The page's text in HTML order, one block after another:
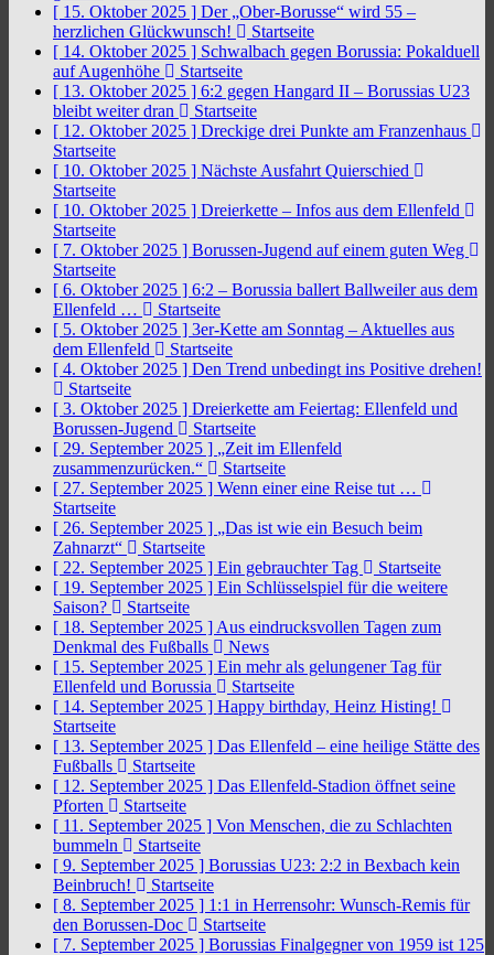
[ 15. Oktober 2025 ] Der „Ober-Borusse“ wird 55 –
herzlichen Glückwunsch!
Startseite
[ 14. Oktober 2025 ] Schwalbach gegen Borussia: Pokalduell
auf Augenhöhe
Startseite
[ 13. Oktober 2025 ] 6:2 gegen Hangard II – Borussias U23
bleibt weiter dran
Startseite
[ 12. Oktober 2025 ] Dreckige drei Punkte am Franzenhaus
Startseite
[ 10. Oktober 2025 ] Nächste Ausfahrt Quierschied
Startseite
[ 10. Oktober 2025 ] Dreierkette – Infos aus dem Ellenfeld
Startseite
[ 7. Oktober 2025 ] Borussen-Jugend auf einem guten Weg
Startseite
[ 6. Oktober 2025 ] 6:2 – Borussia ballert Ballweiler aus dem
Ellenfeld …
Startseite
[ 5. Oktober 2025 ] 3er-Kette am Sonntag – Aktuelles aus
dem Ellenfeld
Startseite
[ 4. Oktober 2025 ] Den Trend unbedingt ins Positive drehen!
Startseite
[ 3. Oktober 2025 ] Dreierkette am Feiertag: Ellenfeld und
Borussen-Jugend
Startseite
[ 29. September 2025 ] „Zeit im Ellenfeld
zusammenzurücken.“
Startseite
[ 27. September 2025 ] Wenn einer eine Reise tut …
Startseite
[ 26. September 2025 ] „Das ist wie ein Besuch beim
Zahnarzt“
Startseite
[ 22. September 2025 ] Ein gebrauchter Tag
Startseite
[ 19. September 2025 ] Ein Schlüsselspiel für die weitere
Saison?
Startseite
[ 18. September 2025 ] Aus eindrucksvollen Tagen zum
Denkmal des Fußballs
News
[ 15. September 2025 ] Ein mehr als gelungener Tag für
Ellenfeld und Borussia
Startseite
[ 14. September 2025 ] Happy birthday, Heinz Histing!
Startseite
[ 13. September 2025 ] Das Ellenfeld – eine heilige Stätte des
Fußballs
Startseite
[ 12. September 2025 ] Das Ellenfeld-Stadion öffnet seine
Pforten
Startseite
[ 11. September 2025 ] Von Menschen, die zu Schlachten
bummeln
Startseite
[ 9. September 2025 ] Borussias U23: 2:2 in Bexbach kein
Beinbruch!
Startseite
[ 8. September 2025 ] 1:1 in Herrensohr: Wunsch-Remis für
den Borussen-Doc
Startseite
[ 7. September 2025 ] Borussias Finalgegner von 1959 ist 125